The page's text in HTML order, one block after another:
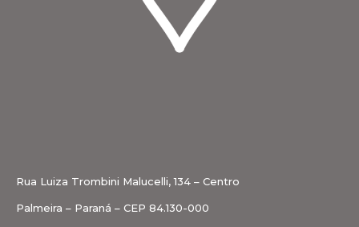
Rua Luiza Trombini Malucelli, 134 – Centro
Palmeira – Paraná – CEP 84.130-000